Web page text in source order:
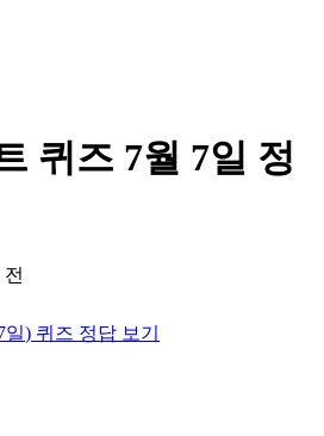
퀴즈 7월 7일 정
일) 퀴즈 정답 보기